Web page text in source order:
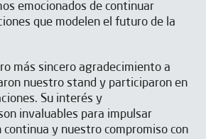
emocionados de continuar
que modelen el futuro de la
más sincero agradecimiento a
nuestro stand y participaron en
Su interés y
invaluables para impulsar
y nuestro compromiso con